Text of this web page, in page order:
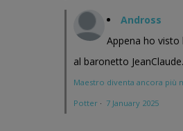
Andross
Appena ho
al baronetto
Maestro diventa ancora più
Potter · 7 January 2025